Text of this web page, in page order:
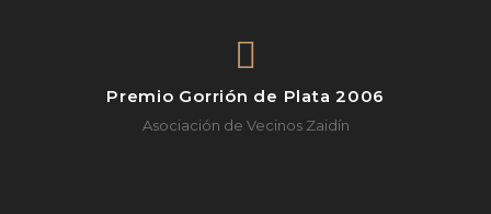
Premio Gorrión de Plata 2006
Asociación de Vecinos Zaidín